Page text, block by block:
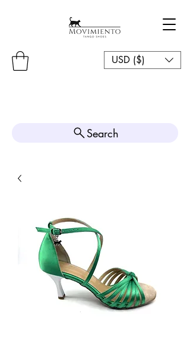
USD ($)
Search